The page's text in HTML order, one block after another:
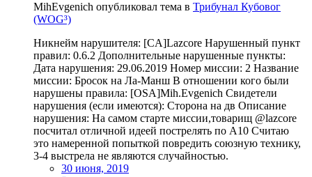
MihEvgenich опубликовал тема в Трибунал Кубовог
(WOG³)
Никнейм нарушителя: [CA]Lazcore Нарушенный пункт
правил: 0.6.2 Дополнительные нарушенные пункты:
Дата нарушения: 29.06.2019 Номер миссии: 2 Название
миссии: Бросок на Ла-Манш В отношении кого были
нарушены правила: [OSA]Mih.Evgenich Свидетели
нарушения (если имеются): Сторона на дв Описание
нарушения: На самом старте миссии,товарищ @lazcore
посчитал отличной идеей пострелять по А10 Считаю
это намеренной попыткой повредить союзную технику,
3-4 выстрела не являются случайностью.
30 июня, 2019